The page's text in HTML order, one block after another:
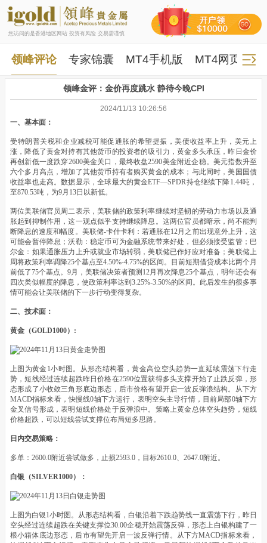
您访问的是香港地区网站 投资有风险 交易需谨慎
领峰评论 专家锦囊 MT4手机版 MT4网页版
领峰金评：金价再度跳水 静待今晚CPI
2024/11/13 10:26:56
一、基本面：
受特朗普关税和企业减税可能促通胀的希望提振，美债收益率上升，美元上
涨，降低了黄金对持有其他货币的投资者的吸引力，黄金多头承压，昨日金价
再创新低一度跌穿2600美金关口，最终收盘2590美金附近企稳。美元指数升至
六个多月高点，增加了其他货币持有者购买黄金的成本；与此同时，美国国债
收益率也走高。数据显示，全球最大的黄金ETF—SPDR持仓继续下降1.44吨，
至870.53吨，为9月13日以新低。
两位美联储官员周二表示，美联储的政策利率继续对坚韧的劳动力市场以及通
胀起到抑制作用，这一观点似乎支持继续降息。这两位官员都暗示，尚不能判
断降息的速度和幅度。美联储-卡什卡利：若通胀在12月之前出现意外上升，这
可能会暂停降息；沃勒：稳定币可为金融系统带来好处，但必须接受监管；巴
尔金：如果通胀压力上升或就业市场转弱，美联储已作好应对准备；美联储上
周将政策利率调降25个基点至4.50%-4.75%的区间。目前短期借贷成本比两个月
前低了75个基点。9月，美联储决策者预测12月再次降息25个基点，明年还会有
四次类似幅度的降息，使政策利率达到3.25%-3.50%的区间。此后发生的很多事
情可能会让美联储的下一步行动变得复杂。
二、技术面：
黄金（GOLD1000）:
上图为黄金1小时图。从形态结构看，黄金高位空头趋势一直延续震荡下行走
势，短线经过连续超跌昨日价格在2590位置获得多头支撑开始了止跌反弹，形
态形成了小收敛三角形底边形态，后市价格有望开启一波反弹浪结构。从下方
MACD指标来看，快慢线0轴下方运行，表明空头主导行情，目前局部0轴下方
金叉信号形成，表明短线价格处于反弹浪中。策略上黄金总体空头趋势，短线
价格超跌，可以短线尝试支撑位布局短多思路。
日内交易策略：
多单：2600.0附近尝试做多，止损2593.0，目标2610.0、2647.0附近。
白银（SILVER1000）：
上图为白银1小时图。从形态结构看，白银沿着下跌趋势线一直震荡下行，昨日
空头经过连续超跌在关键支撑位30.00企稳开始震荡反弹，形态上白银构建了一
根小箱体底边形态，后市有望先开启一波反弹行情。从下方MACD指标来看，